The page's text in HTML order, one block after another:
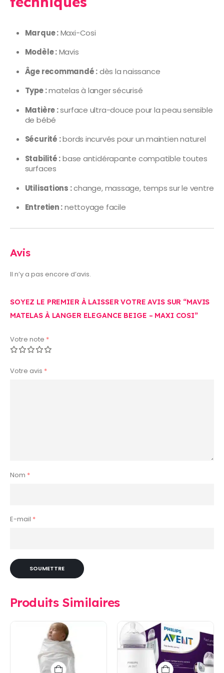
Marque :Maxi-Cosi
Modèle :Mavis
Âge recommandé :dès la naissance
Type :matelas à langer sécurisé
Matière :surface ultra-douce pour la peau sensible
de bébé
Sécurité :bords incurvés pour un maintien naturel
Stabilité :base antidérapante compatible toutes
surfaces
Utilisations :change, massage, temps sur le ventre
Entretien :nettoyage facile
Avis
Il n’y a pas encore d’avis.
SOYEZ LE PREMIER À LAISSER VOTRE AVIS SUR “MAVIS
MATELAS À LANGER ELEGANCE BEIGE – MAXI COSI”
Votre note *
Votre avis *
Nom *
E-mail *
Produits Similaires